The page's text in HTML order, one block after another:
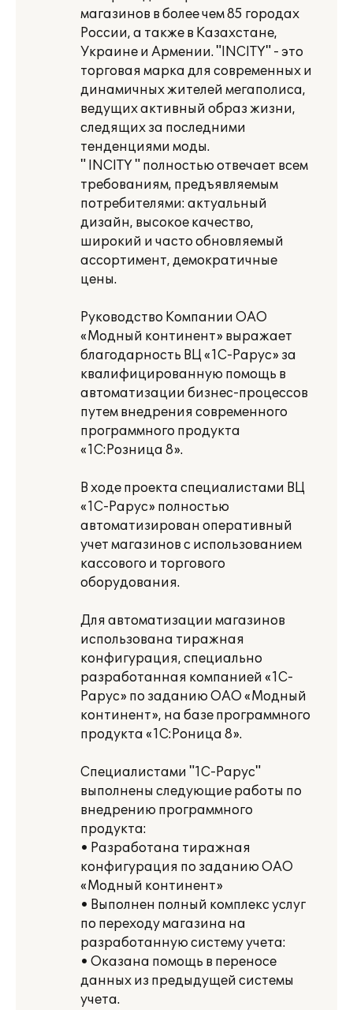
магазинов в более чем 85 городах
России, а также в Казахстане,
Украине и Армении. "INCITY" - это
торговая марка для современных и
динамичных жителей мегаполиса,
ведущих активный образ жизни,
следящих за последними
тенденциями моды.
" INCITY " полностью отвечает всем
требованиям, предъявляемым
потребителями: актуальный
дизайн, высокое качество,
широкий и часто обновляемый
ассортимент, демократичные
цены.
Руководство Компании ОАО
«Модный континент» выражает
благодарность ВЦ «1С-Рарус» за
квалифицированную помощь в
автоматизации бизнес-процессов
путем внедрения современного
программного продукта
«1С:Розница 8».
В ходе проекта специалистами ВЦ
«1С-Рарус» полностью
автоматизирован оперативный
учет магазинов с использованием
кассового и торгового
оборудования.
Для автоматизации магазинов
использована тиражная
конфигурация, специально
разработанная компанией «1С-
Рарус» по заданию ОАО «Модный
континент», на базе программного
продукта «1С:Роница 8».
Специалистами "1С-Рарус"
выполнены следующие работы по
внедрению программного
продукта:
• Разработана тиражная
конфигурация по заданию ОАО
«Модный континент»
• Выполнен полный комплекс услуг
по переходу магазина на
разработанную систему учета:
• Оказана помощь в переносе
данных из предыдущей системы
учета.